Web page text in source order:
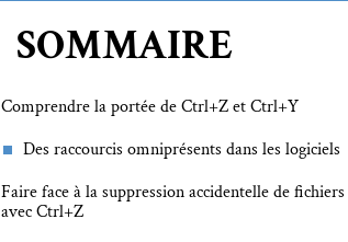
SOMMAIRE
Comprendre la portée de Ctrl+Z et Ctrl+Y
Des raccourcis omniprésents dans les logiciels
Faire face à la suppression accidentelle de fichiers
avec Ctrl+Z